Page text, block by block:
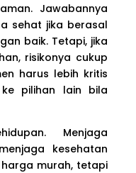
Jawabannya
sehat jika berasal
baik. Tetapi, jika
risikonya cukup
harus lebih kritis
pilihan lain bila
Menjaga
kesehatan
murah, tetapi